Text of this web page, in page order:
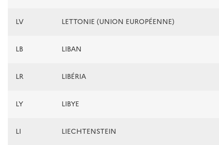
LV LETTONIE (UNION EUROPÉENNE)
LB LIBAN
LR LIBÉRIA
LY LIBYE
LI LIECHTENSTEIN